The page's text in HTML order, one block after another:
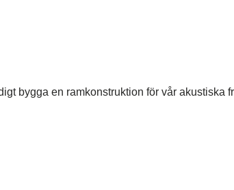
bygga en ramkonstruktion för vår akustiska